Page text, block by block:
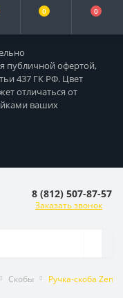
публичной офертой,
437 ГК РФ. Цвет
отличаться от
ваших
0 0
8 (812) 507-87-57
Заказать звонок
Скобы Ручка-скоба